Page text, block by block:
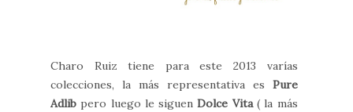
Charo Ruiz tiene para este 2013 varías
colecciones, la más representativa es Pure
Adlib pero luego le siguenDolce Vita( la más